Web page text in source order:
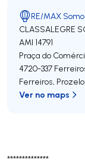
**************
RE/MAX
CLASSALEGRE
AMI 14791
Praça do
4720-337
Ferreiros,
Ver no maps